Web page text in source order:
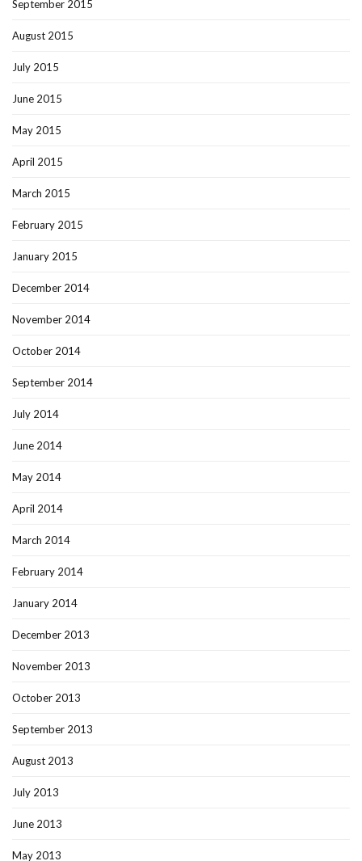
September 2015
August 2015
July 2015
June 2015
May 2015
April 2015
March 2015
February 2015
January 2015
December 2014
November 2014
October 2014
September 2014
July 2014
June 2014
May 2014
April 2014
March 2014
February 2014
January 2014
December 2013
November 2013
October 2013
September 2013
August 2013
July 2013
June 2013
May 2013